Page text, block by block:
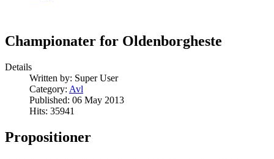
Championater for Oldenborgheste
Details
Written by: Super User
Category: Avl
Published: 06 May 2013
Hits: 35941
Propositioner